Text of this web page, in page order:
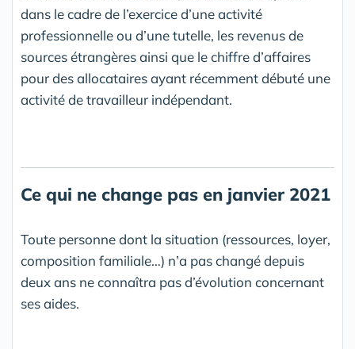
dans le cadre de l’exercice d’une activité
professionnelle ou d’une tutelle, les revenus de
sources étrangères ainsi que le chiffre d’affaires
pour des allocataires ayant récemment débuté une
activité de travailleur indépendant.
Ce qui ne change pas en janvier 2021
Toute personne dont la situation (ressources, loyer,
composition familiale…) n’a pas changé depuis
deux ans ne connaîtra pas d’évolution concernant
ses aides.